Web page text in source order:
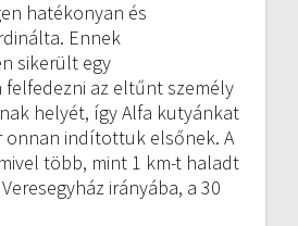
hatékonyan és
Ennek
sikerült egy
az eltűnt személy
helyét, így Alfa kutyánkat
onnan indítottuk elsőnek. A
több, mint 1 km-t haladt
irányába, a 30